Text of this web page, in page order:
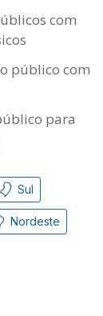
com
público com
para
Sul
Nordeste